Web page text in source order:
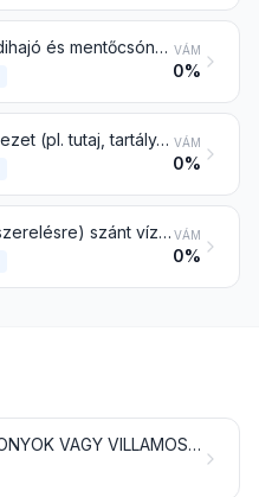
Más hajó, a hadihajó és mentőcsónak is, az evezős csónak kivételével VÁM
0%
Más úszószerkezet (pl. tutaj, tartály, süllyesztőszekrény [keszon], kikötőhíd, bója és jelzőpéce) VÁM
0%
Bontásra (szétszerelésre) szánt vízi jármű és más úszószerkezet VÁM
0%
VASÚTI MOZDONYOK VAGY VILLAMOS-MOTORKOCSIK, SÍNHEZ KÖTÖTT JÁRMŰVEK ÉS ALKATRÉSZEIK; VASÚTI VAGY VILLAMOSVÁGÁNY-TARTOZÉKOK, ÉS -FELSZERELÉSEK ÉS ALKATRÉSZEIK; MINDENFÉLE MECHANIKUS (BELEÉRTVE AZ ELEKTROMECHANIKUSAT IS) KÖZLEKEDÉSI JELZŐBERENDEZÉS